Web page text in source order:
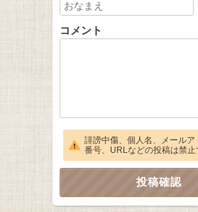
コメント
誹謗中傷、個人名、メールア
番号、URLなどの投稿は禁止